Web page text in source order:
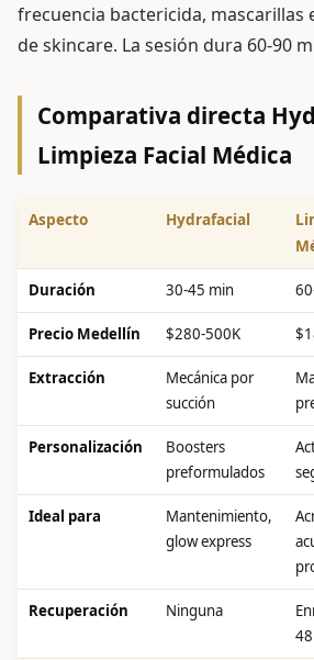
frecuencia bactericida, mascarillas
de skincare. La sesión dura 60-90
Comparativa directa
Limpieza Facial Médica
Aspecto Hydrafacial
Duración 30-45 min
Precio Medellín $280-500K
Extracción
Mecánica por
succión
Personalización
Boosters
preformulados
Ideal para
Mantenimiento,
glow express
Recuperación Ninguna